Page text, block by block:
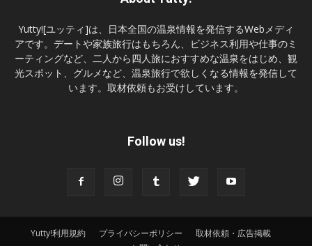
Yutty![ユッティ]は、日本全国の温泉情報を発信するWebメディ
アです。デートや家族旅行はもちろん、ビジネス利用や仕事のミ
ーティングなど、二人から四人旅におすすめな温泉をはじめ、観
光スポット、グルメなど、温泉旅行で欲しくなる情報を発信して
います。取材依頼もお受けしています。
Follow us!
Yutty!利用規約 プライバシーポリシー
取材依頼・広告掲載